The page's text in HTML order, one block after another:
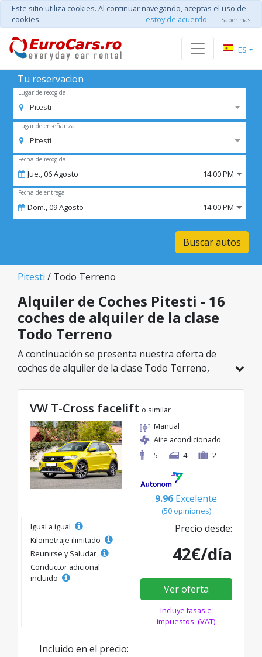
Este sitio utiliza cookies. Al continuar navegando, aceptas el uso de
cookies.
estoy de acuerdo Saber más
ES
Tu reservacion
Lugar de recogida
Pitesti
Lugar de enseñanza
Pitesti
Fecha de recogida
Jue.,06Agosto 14:00 PM
Fecha de entrega
Dom.,09Agosto 14:00 PM
Buscar autos
Pitesti / Todo Terreno
Alquiler de Coches Pitesti - 16
coches de alquiler de la clase
Todo Terreno
A continuación se presenta nuestra oferta de
coches de alquiler de la clase Todo Terreno,
de la categoría seleccionada, con tarifas
excelentes desde solo 41€/día.
VW T-Cross facelift o similar
Manual
Aire acondicionado
5
4 2
9.96 Excelente
(50 opiniones)
Igual a igual
Kilometraje ilimitado
Reunirse y Saludar
Conductor adicional
incluido
Precio desde:
42€/día
Ver oferta
Incluye tasas e
impuestos. (VAT)
Incluido en el precio: